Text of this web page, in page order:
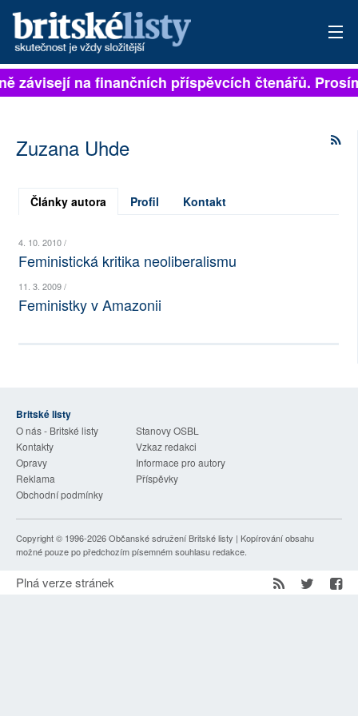
PŘIHLÁSIT
ARCHIV
ROZHOVORY
NEJČTENĚJŠÍ ZA 7 DNÍ
AUTOŘI
RUBRIKY
PLNÁ VERZE STRÁNEK
závisejí na finančních příspěvcích čtenářů.
Zuzana Uhde
Články autora Profil Kontakt
4. 10. 2010 /
Feministická kritika neoliberalismu
11. 3. 2009 /
Feministky v Amazonii
Britské listy
O nás - Britské listy
Stanovy OSBL
Kontakty
Vzkaz redakci
Opravy
Informace pro autory
Reklama
Příspěvky
Obchodní podmínky
Copyright © 1996-2026Občanské sdružení Britské listy | Kopírování obsahu
možné pouze po předchozím písemném souhlasu redakce.
Plná verze stránek